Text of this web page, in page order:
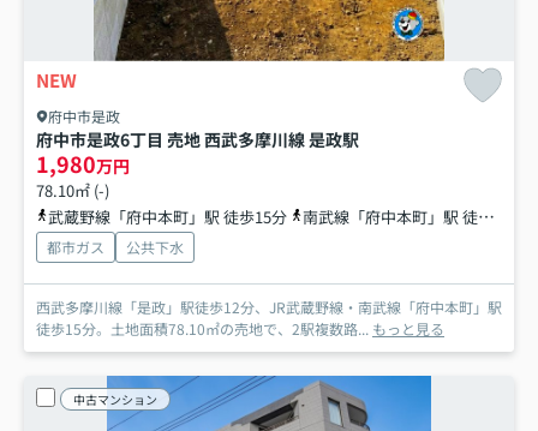
NEW
府中市是政
府中市是政6丁目 売地 西武多摩川線 是政駅
1,980万円
78.10㎡ (-)
武蔵野線「府中本町」駅 徒歩15分
南武線「府中本町」駅 徒歩15分
都市ガス 公共下水
西武多摩川線「是政」駅徒歩12分、JR武蔵野線・南武線「府中本町」駅
徒歩15分。土地面積78.10㎡の売地で、2駅複数路... もっと見る
中古マンション